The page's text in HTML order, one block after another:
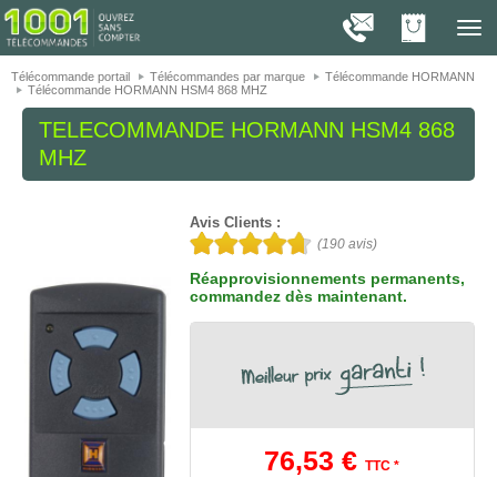
1001
Télécommande portail
Télécommandes par marque
Télécommande HORMANN
Télécommande HORMANN HSM4 868 MHZ
TELECOMMANDE HORMANN HSM4 868
MHZ
Avis Clients :
(190avis)
Réapprovisionnements permanents,
commandez dès maintenant.
76,53 €TTC *
On vous présente nos cookies !